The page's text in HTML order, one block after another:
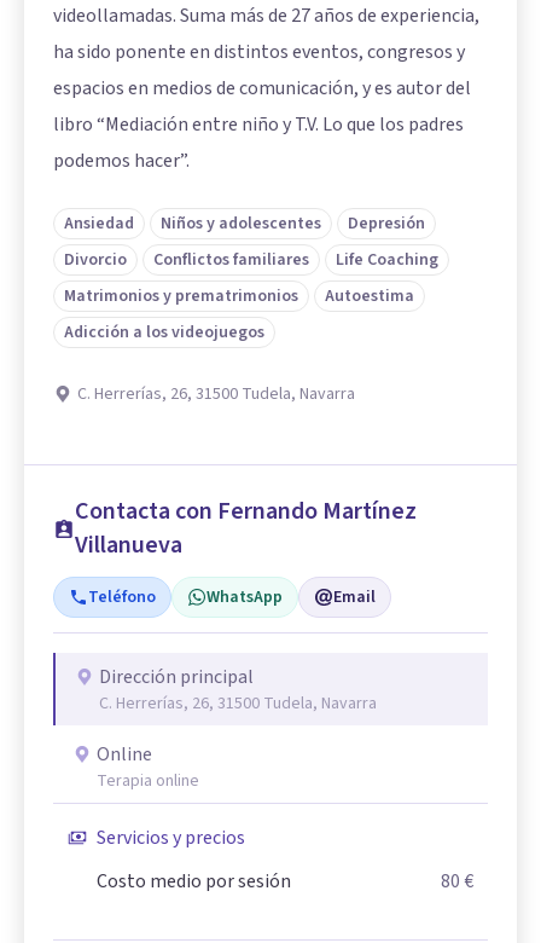
videollamadas. Suma más de 27 años de experiencia,
ha sido ponente en distintos eventos, congresos y
espacios en medios de comunicación, y es autor del
libro “Mediación entre niño y T.V. Lo que los padres
podemos hacer”.
Ansiedad Niños y adolescentes
Depresión
Divorcio
Conflictos familiares
Life Coaching
Matrimonios y prematrimonios
Autoestima
Adicción a los videojuegos
C. Herrerías, 26, 31500 Tudela, Navarra
Contacta con Fernando Martínez
Villanueva
Teléfono WhatsApp Email
Dirección principal
C. Herrerías, 26, 31500 Tudela, Navarra
Online
Terapia online
Servicios y precios
Costo medio por sesión
80 €